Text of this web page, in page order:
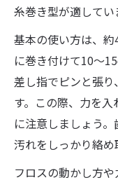
糸巻き型が適してい
基本の使い方は、
に巻き付けて10～
差し指でピンと張
す。この際、力を
に注意しましょう。
汚れをしっかり絡め
フロスの動かし方